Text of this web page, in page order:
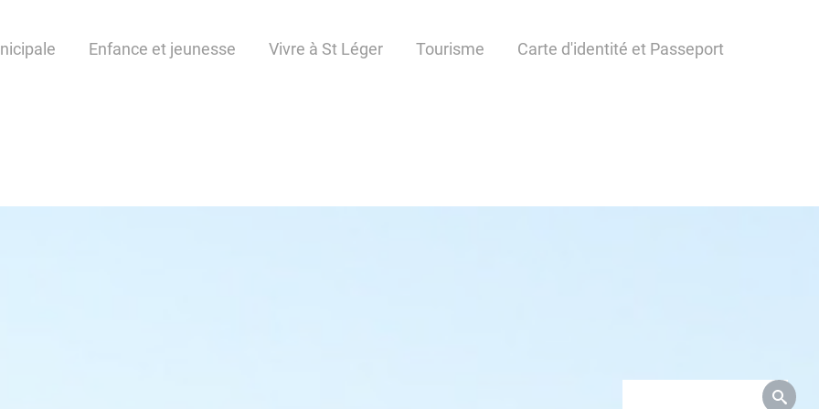
Enfance et jeunesse Vivre à St Léger Tourisme Carte d'identité et Passeport